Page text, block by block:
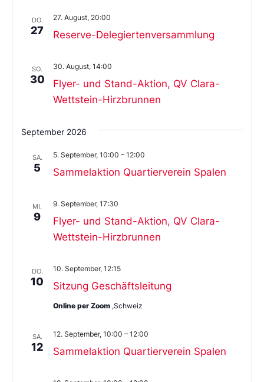
DO.
27 Reserve-Delegiertenversammlung
27. August, 20:00
SO.
30
Flyer- und Stand-Aktion, QV Clara-
Wettstein-Hirzbrunnen
30. August, 14:00
September 2026
SA.
5 Sammelaktion Quartierverein Spalen
5. September, 10:00 – 12:00
MI.
9
Flyer- und Stand-Aktion, QV Clara-
Wettstein-Hirzbrunnen
9. September, 17:30
DO.
10 Sitzung Geschäftsleitung
10. September, 12:15
Online per Zoom ,Schweiz
SA.
12 Sammelaktion Quartierverein Spalen
12. September, 10:00 – 12:00